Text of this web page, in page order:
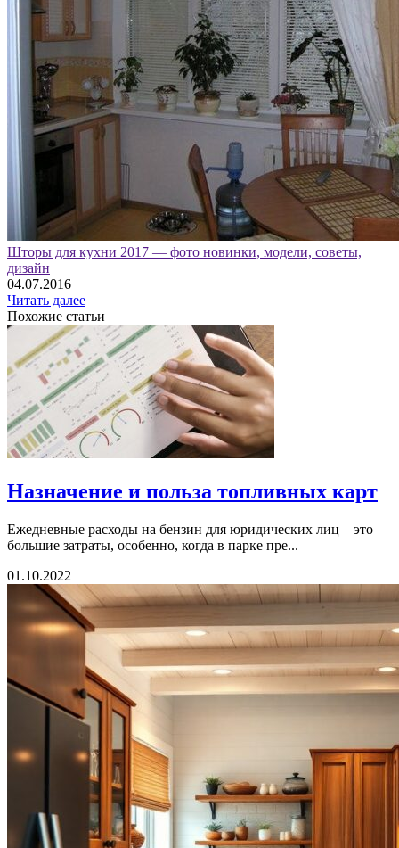
Шторы для кухни 2017 — фото новинки, модели, советы,
дизайн
04.07.2016
Читать далее
Похожие статьи
Назначение и польза топливных карт
Ежедневные расходы на бензин для юридических лиц – это
большие затраты, особенно, когда в парке пре...
01.10.2022